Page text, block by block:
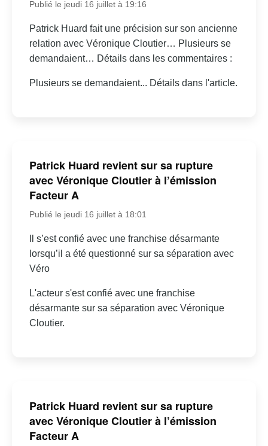
Publié le jeudi 16 juillet à 19:16
Patrick Huard fait une précision sur son ancienne
relation avec Véronique Cloutier… Plusieurs se
demandaient… Détails dans les commentaires :
Plusieurs se demandaient... Détails dans l'article.
Patrick Huard revient sur sa rupture
avec Véronique Cloutier à l’émission
Facteur A
Publié le jeudi 16 juillet à 18:01
Il s’est confié avec une franchise désarmante
lorsqu’il a été questionné sur sa séparation avec
Véro
L'acteur s'est confié avec une franchise
désarmante sur sa séparation avec Véronique
Cloutier.
Patrick Huard revient sur sa rupture
avec Véronique Cloutier à l’émission
Facteur A